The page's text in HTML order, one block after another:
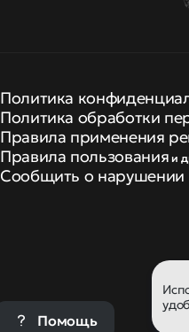
Политика
Политика обработки
Правила применения
Правила пользования и
Сообщить о нарушении
Помощь